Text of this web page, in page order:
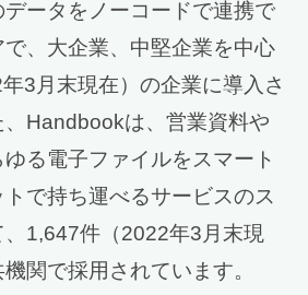
ータをノーコードで連携で
、大企業、中堅企業を中心
3月末現在）の企業に導入さ
Handbookは、営業資料や
る電子ファイルをスマート
で持ち運べるサービスのス
、1,647件（2022年3月末現
関で採用されています。